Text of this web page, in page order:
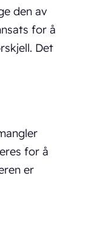
den av
for å
Det
for å
er